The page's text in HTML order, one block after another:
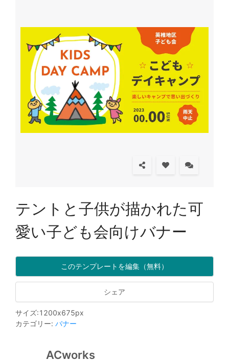
テントと子供が描かれた可
愛い子ども会向けバナー
このテンプレートを編集（無料）
シェア
サイズ:1200x675px
カテゴリー: バナー
ACworks